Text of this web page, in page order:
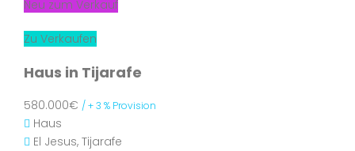
Neu zum Verkauf
Zu Verkaufen
Haus in Tijarafe
580.000€ / + 3 % Provision
Haus
El Jesus, Tijarafe